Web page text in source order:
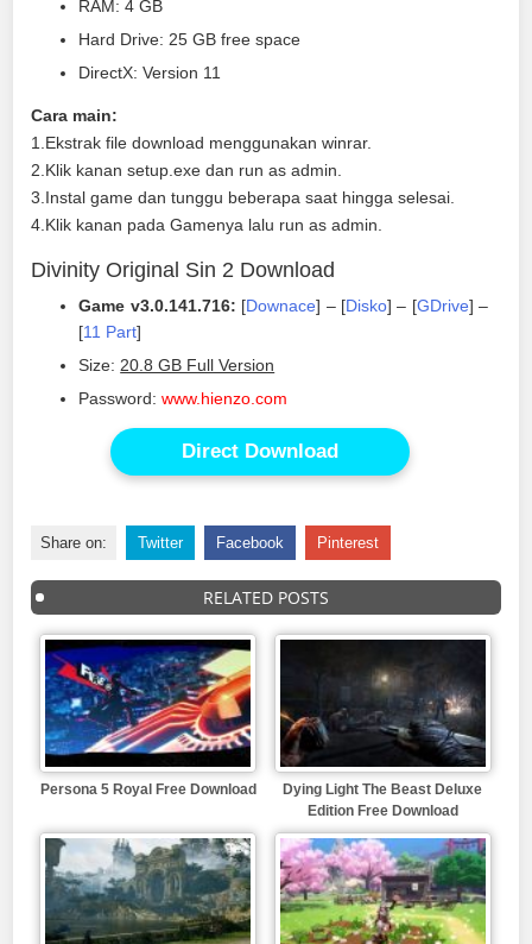
RAM: 4 GB
Hard Drive: 25 GB free space
DirectX: Version 11
Cara main:
1.Ekstrak file download menggunakan winrar.
2.Klik kanan setup.exe dan run as admin.
3.Instal game dan tunggu beberapa saat hingga selesai.
4.Klik kanan pada Gamenya lalu run as admin.
Divinity Original Sin 2 Download
Game v3.0.141.716: [Downace] – [Disko] – [GDrive] –
[11 Part]
Size:20.8 GB Full Version
Password:www.hienzo.com
Direct Download
Share on: Twitter Facebook Pinterest
RELATED POSTS
Persona 5 Royal Free Download
Dying Light The Beast Deluxe
Edition Free Download